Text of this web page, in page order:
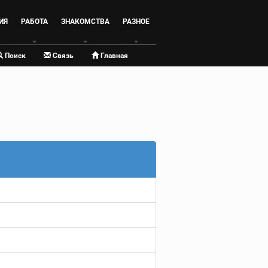
РАБОТА ЗНАКОМСТВА РАЗНОЕ
Поиск Связь Главная